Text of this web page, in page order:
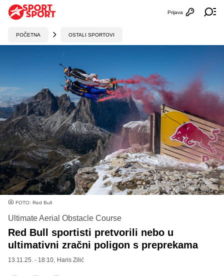
Otvori
Prijava
POČETNA OSTALI SPORTOVI
FOTO: Red Bull
Ultimate Aerial Obstacle Course
Red Bull sportisti pretvorili nebo u
ultimativni zračni poligon s preprekama
13.11.25. - 18:10, Haris Zilić